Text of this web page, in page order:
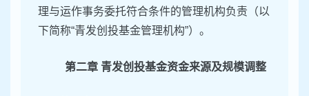
理与运作事务委托符合条件的管理机构负责（以
下简称“青发创投基金管理机构”）。
第二章 青发创投基金资金来源及规模调整